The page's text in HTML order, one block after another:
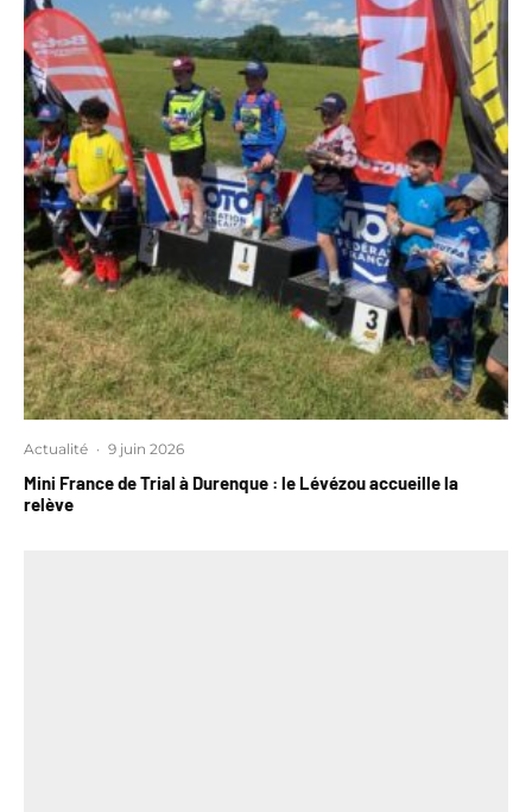
Actualité · 9 juin 2026
Mini France de Trial à Durenque : le Lévézou accueille la
relève